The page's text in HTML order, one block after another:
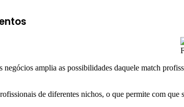
amplia as possibilidades daquele match
de diferentes nichos, o que permite com que